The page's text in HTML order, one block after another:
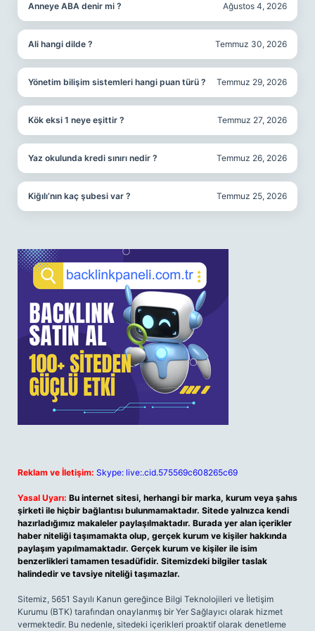
Anneye ABA denir mi ? Ağustos 4, 2026
Ali hangi dilde ? Temmuz 30, 2026
Yönetim bilişim sistemleri hangi puan türü ? Temmuz 29, 2026
Kök eksi 1 neye eşittir ? Temmuz 27, 2026
Yaz okulunda kredi sınırı nedir ? Temmuz 26, 2026
Kiğılı’nın kaç şubesi var ? Temmuz 25, 2026
Reklam ve İletişim: Skype: live:.cid.575569c608265c69
Yasal Uyarı: Bu internet sitesi, herhangi bir marka, kurum veya şahıs
şirketi ile hiçbir bağlantısı bulunmamaktadır. Sitede yalnızca kendi
hazırladığımız makaleler paylaşılmaktadır. Burada yer alan içerikler
haber niteliği taşımamakta olup, gerçek kurum ve kişiler hakkında
paylaşım yapılmamaktadır. Gerçek kurum ve kişiler ile isim
benzerlikleri tamamen tesadüfidir. Sitemizdeki bilgiler taslak
halindedir ve tavsiye niteliği taşımazlar.
Sitemiz, 5651 Sayılı Kanun gereğince Bilgi Teknolojileri ve İletişim
Kurumu (BTK) tarafından onaylanmış bir Yer Sağlayıcı olarak hizmet
vermektedir. Bu nedenle, sitedeki içerikleri proaktif olarak denetleme